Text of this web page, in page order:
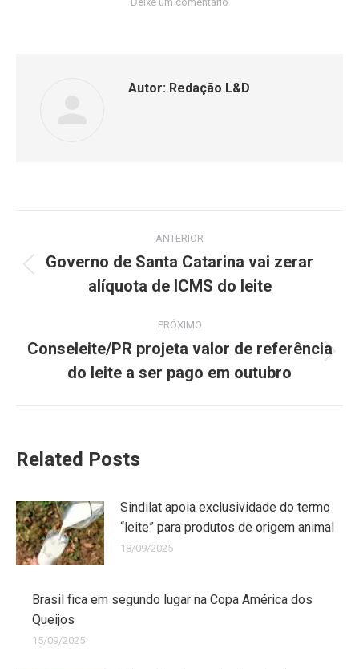
Autor: Redação L&D
ANTERIOR
Governo de Santa Catarina vai zerar
alíquota de ICMS do leite
PRÓXIMO
Conseleite/PR projeta valor de referência
do leite a ser pago em outubro
Related Posts
Sindilat apoia exclusividade do termo
“leite” para produtos de origem animal
18/09/2025
Brasil fica em segundo lugar na Copa América dos
Queijos
15/09/2025